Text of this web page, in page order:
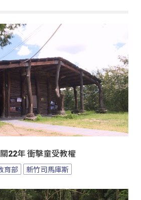
22年 衝擊童受教權
育部 新竹司馬庫斯